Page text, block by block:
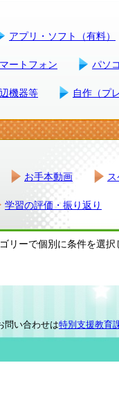
アプリ・ソフト（有料）
ートフォン パソ
機器等 自作（プ
お手本動画
学習の評価・振り返り
リーで個別に条件を選択
問い合わせは特別支援教育